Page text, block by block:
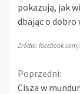
pokazują, jak
dbając o dobro
Źródło:
Continue
Poprzedni:
Cisza w